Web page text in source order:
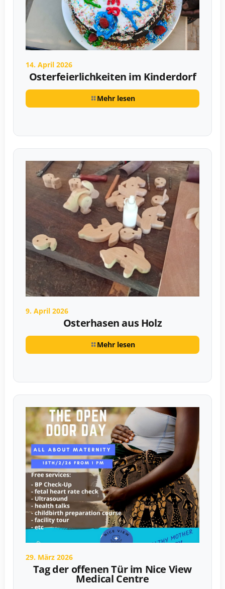
14. April 2026
Osterfeierlichkeiten im Kinderdorf
Mehr lesen
9. April 2026
Osterhasen aus Holz
Mehr lesen
29. März 2026
Tag der offenen Tür im Nice View
Medical Centre